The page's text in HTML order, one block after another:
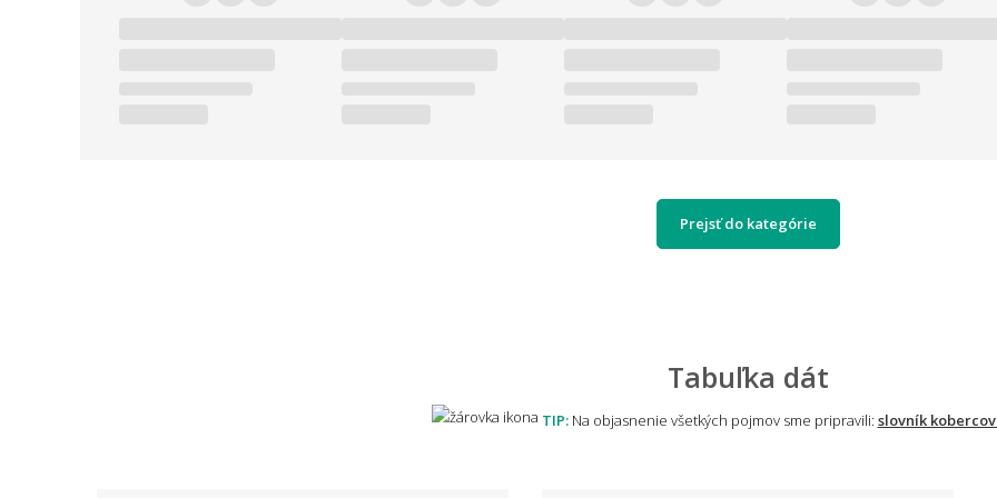
Prejsť do kategórie
Tabuľka dát
TIP:Na objasnenie všetkých pojmov sme pripravili: slovník